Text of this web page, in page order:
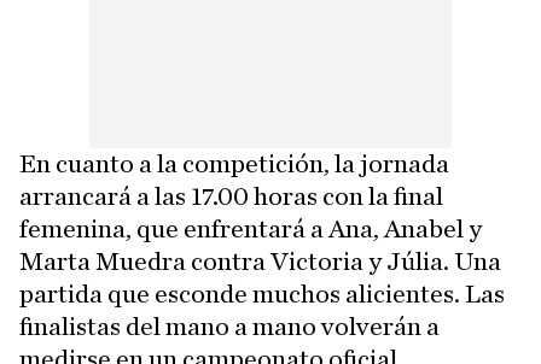
En cuanto a la competición, la jornada
arrancará a las 17.00 horas con la final
femenina, que enfrentará a Ana, Anabel y
Marta Muedra contra Victoria y Júlia. Una
partida que esconde muchos alicientes. Las
finalistas del mano a mano volverán a